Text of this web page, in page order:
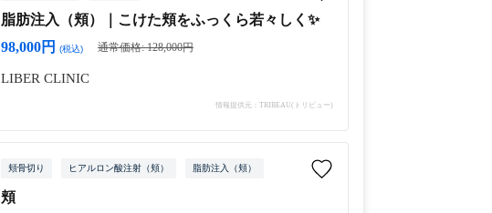
脂肪注入（頬）｜こけた頬をふっくら若々しく✨
98,000円
(税込) 通常価格: 128,000円
LIBER CLINIC
情報提供元：TRIBEAU(トリビュー)
頬骨切り ヒアルロン酸注射（頬） 脂肪注入（頬）
頬